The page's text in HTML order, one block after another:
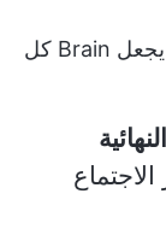
بالإضافة إلى تلخيص ملاحظات الاجتماع، يجعل Brain كل
الاجتماع